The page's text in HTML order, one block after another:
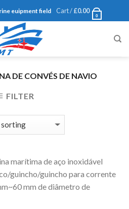
euipment field Cart /£0.00
0
DE CONVÉS DE NAVIO
FILTER
marítima de aço inoxidável
guincho/guincho para corrente
mm de diâmetro de